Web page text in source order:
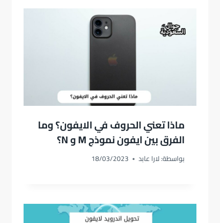
ماذا تعني الحروف في الايفون؟ وما
الفرق بين ايفون نموذج M و N؟
بواسطة:لارا عابد 18/03/2023